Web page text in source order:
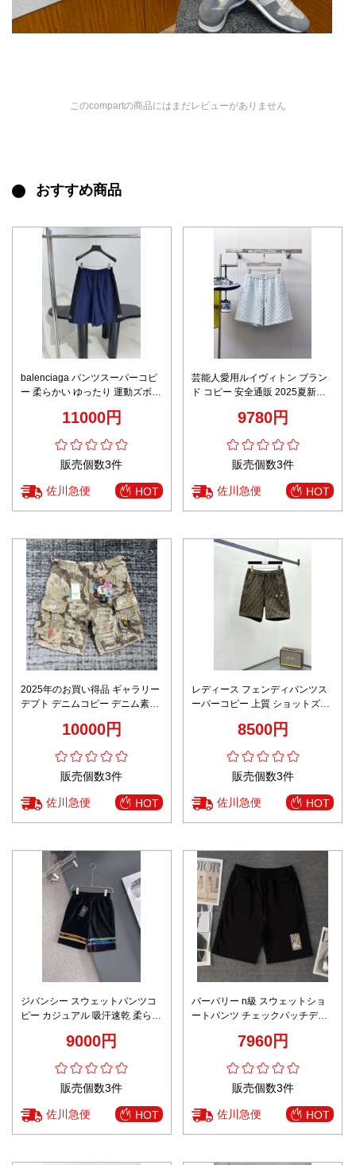
このcompartの商品にはまだレビューがありません
おすすめ商品
balenciaga パンツスーパーコピ
ー 柔らかい ゆったり 運動ズボン
11000円
販売個数3件
佐川急便 HOT
芸能人愛用ルイヴィトン ブラン
ド コピー 安全通販 2025夏新作
ット メンズハーフパンツ
9780円
販売個数3件
佐川急便 HOT
2025年のお買い得品 ギャラリー
デプト デニムコピー デニム素材
10000円
販売個数3件
佐川急便 HOT
レディース フェンディパンツス
ーパーコピー 上質 ショットズボ
8500円
販売個数3件
佐川急便 HOT
ジバンシー スウェットパンツコ
ピー カジュアル 吸汗速乾 柔らか
9000円
販売個数3件
佐川急便 HOT
バーバリー n級 スウェットショ
ートパンツ チェックパッチデザ
7960円
販売個数3件
佐川急便 HOT